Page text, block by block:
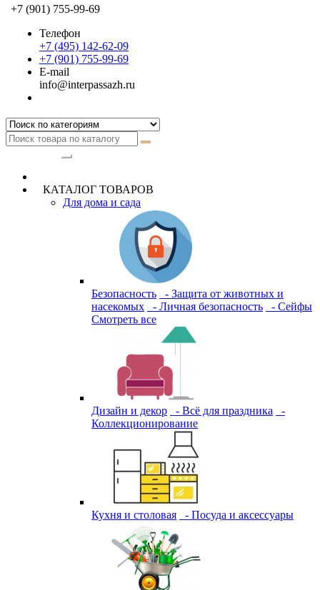
+7 (901) 755-99-69
Телефон
+7 (495) 142-62-09
+7 (901) 755-99-69
E-mail
info@interpassazh.ru
КАТАЛОГ ТОВАРОВ
Для дома и сада
Безопасность
- Защита от животных и
насекомых
- Личная безопасность
- Сейфы
Смотреть все
Дизайн и декор - Всё для праздника
-
Коллекционирование
Кухня и столовая - Посуда и аксессуары